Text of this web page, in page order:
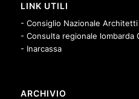
LINK UTILI
- Consiglio Nazionale Architetti
- Consulta regionale lombarda
- Inarcassa
ARCHIVIO